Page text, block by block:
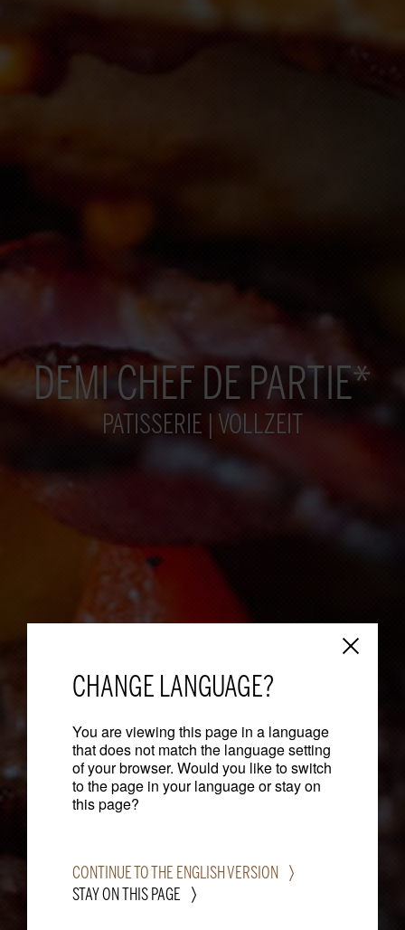
DEMI CHEF DE PARTIE*
PATISSERIE | VOLLZEIT
CHANGE LANGUAGE?
You are viewing this page in a language
that does not match the language setting
of your browser. Would you like to switch
to the page in your language or stay on
this page?
CONTINUE TO THE ENGLISH VERSION
STAY ON THIS PAGE